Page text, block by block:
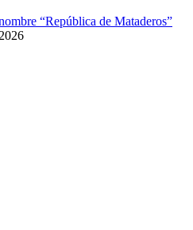
“República de Mataderos”